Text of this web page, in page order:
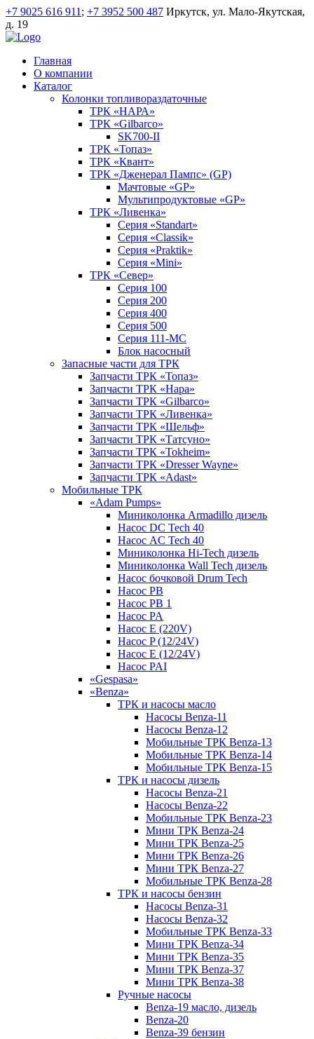
+7 9025 616 911 ; +7 3952 500 487 Иркутск, ул. Мало-Якутская,
д. 19
Главная
О компании
Каталог
Колонки топливораздаточные
ТРК «НАРА»
ТРК «Gilbarco»
SK700-II
ТРК «Топаз»
ТРК «Квант»
ТРК «Дженерал Пампс» (GP)
Мачтовые «GP»
Мультипродуктовые «GP»
ТРК «Ливенка»
Серия «Standart»
Серия «Classik»
Серия «Praktik»
Серия «Mini»
ТРК «Север»
Серия 100
Серия 200
Серия 400
Серия 500
Серия 111-МС
Блок насосный
Запасные части для ТРК
Запчасти ТРК «Топаз»
Запчасти ТРК «Нара»
Запчасти ТРК «Gilbarco»
Запчасти ТРК «Ливенка»
Запчасти ТРК «Шельф»
Запчасти ТРК «Татсуно»
Запчасти ТРК «Tokheim»
Запчасти ТРК «Dresser Wayne»
Запчасти ТРК «Adast»
Мобильные ТРК
«Adam Pumps»
Миниколонка Armadillo дизель
Насос DC Tech 40
Насос AC Tech 40
Миниколонка Hi-Tech дизель
Миниколонка Wall Tech дизель
Насос бочковой Drum Tech
Насос PB
Насос PB 1
Насос PA
Насос E (220V)
Насос P (12/24V)
Насос E (12/24V)
Насос PAI
«Gespasa»
«Benza»
ТРК и насосы масло
Насосы Benza-11
Насосы Benza-12
Мобильные ТРК Benza-13
Мобильные ТРК Benza-14
Мобильные ТРК Benza-15
ТРК и насосы дизель
Насосы Benza-21
Насосы Benza-22
Мобильные ТРК Benza-23
Мини ТРК Benza-24
Мини ТРК Benza-25
Мини ТРК Benza-26
Мини ТРК Benza-27
Мобильные ТРК Benza-28
ТРК и насосы бензин
Насосы Benza-31
Насосы Benza-32
Мобильные ТРК Benza-33
Мини ТРК Benza-34
Мини ТРК Benza-35
Мини ТРК Benza-37
Мини ТРК Benza-38
Ручные насосы
Benza-19 масло, дизель
Benza-20
Benza-39 бензин